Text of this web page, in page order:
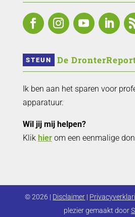
STEUN De
Ik ben aan het sparen voor
apparatuur.
Wil jij mij helpen?
Klik hierom een eenmalige
© 2026 | Disclaimer |
plezier gemaakt door